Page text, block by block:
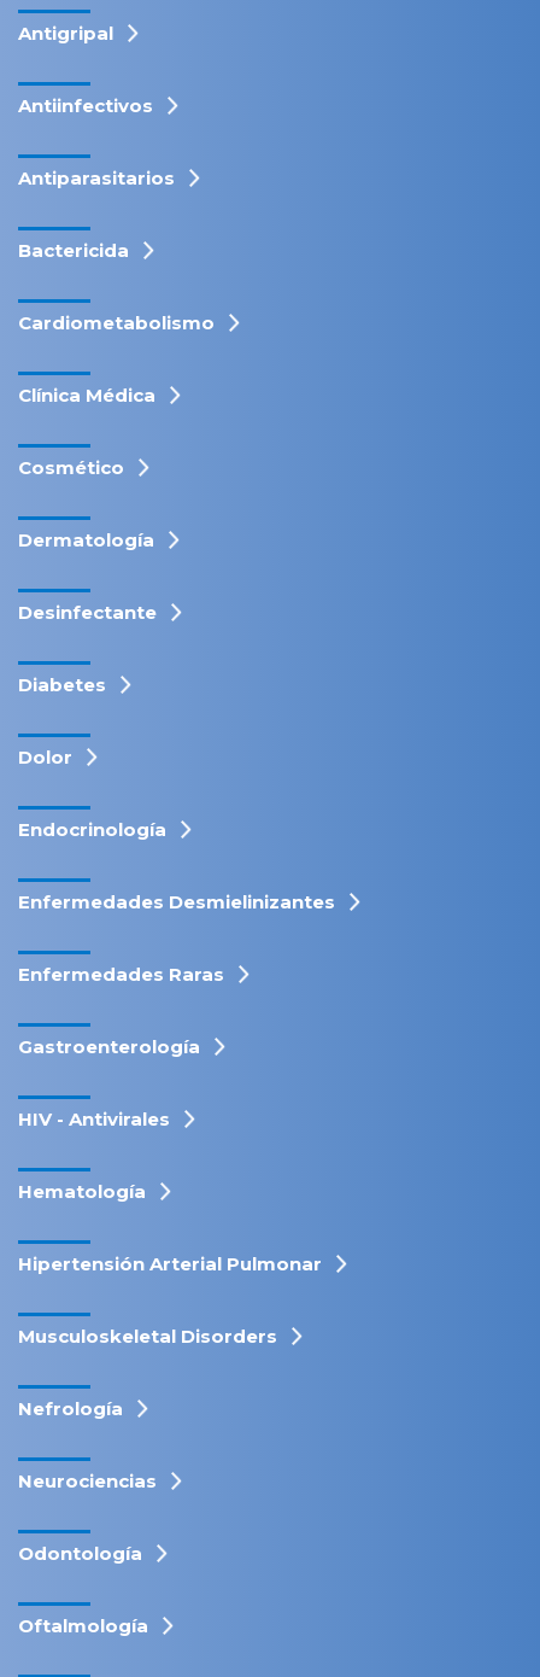
Antigripal
Antiinfectivos
Antiparasitarios
Bactericida
Cardiometabolismo
Clínica Médica
Cosmético
Dermatología
Desinfectante
Diabetes
Dolor
Endocrinología
Enfermedades Desmielinizantes
Enfermedades Raras
Gastroenterología
HIV - Antivirales
Hematología
Hipertensión Arterial Pulmonar
Musculoskeletal Disorders
Nefrología
Neurociencias
Odontología
Oftalmología